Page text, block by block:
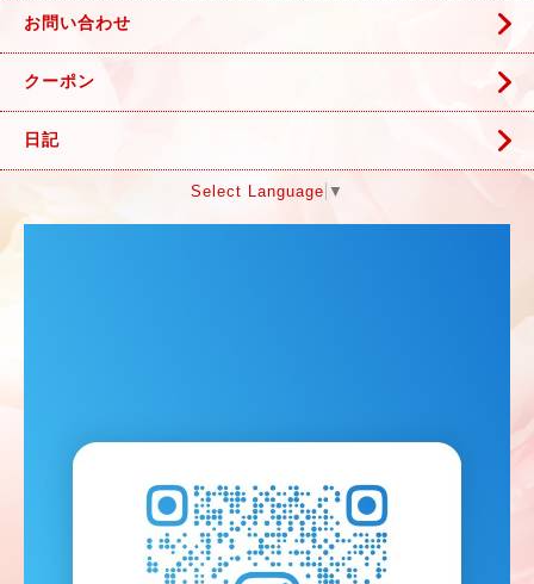
お問い合わせ
クーポン
日記
Select Language ▼